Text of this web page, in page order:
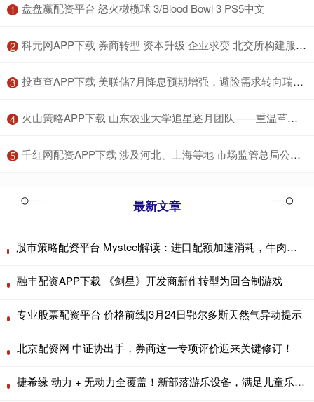
1 ​盘盘赢配资平台 怒火橄榄球 3/Blood Bowl 3 PS5中文
2 ​科元网APP下载 券商转型 资本升级 企业求变 北交所构建服务专精特新中小企业新生态
3 ​投查查APP下载 美联储7月降息预期增强，避险需求转向瑞郎，美元兑瑞郎再次走低
4 ​火山策略APP下载 山东农业大学追星逐月团队——重温革命故事，汲取前行力量
5 ​千红网配资APP下载 涉及河北、上海等地 市场监管总局公布8起机动车检验机构违法典型案例
最新文章
股市策略配资平台 Mysteel解读：进口配额加速消耗，牛肉市场供需迎来新拐点
融丰配资APP下载 《剑星》开发商新作转型为回合制游戏
专业股票配资平台 价格前线|3月24日鄂尔多斯天然气异动提示
北京配资网 中证协出手，券商这一专项评价迎来关键修订！
捷希缘 动力 + 无动力全覆盖！新部落游乐设备，满足儿童乐园多元需求